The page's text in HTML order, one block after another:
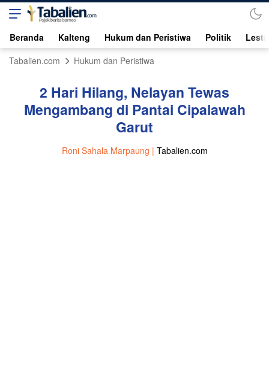
Beranda Kalteng Hukum dan Peristiwa Politik
Tabalien.com
Hukum dan Peristiwa
2 Hari Hilang, Nelayan Tewas
Mengambang di Pantai Cipalawah
Garut
Roni Sahala Marpaung | Tabalien.com